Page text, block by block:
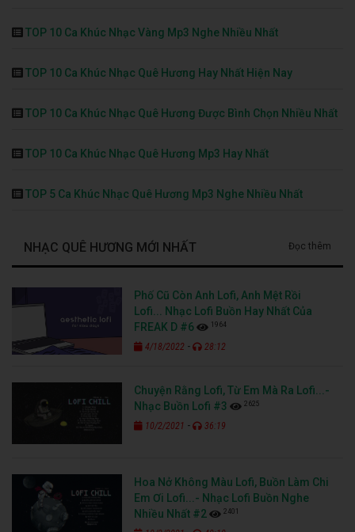
TOP 10 Ca Khúc Nhạc Vàng Mp3 Nghe Nhiều Nhất
TOP 10 Ca Khúc Nhạc Quê Hương Hay Nhất Hiện Nay
TOP 10 Ca Khúc Nhạc Quê Hương Được Bình Chọn Nhiều Nhất
TOP 10 Ca Khúc Nhạc Quê Hương Mp3 Hay Nhất
TOP 5 Ca Khúc Nhạc Quê Hương Mp3 Nghe Nhiều Nhất
NHẠC QUÊ HƯƠNG MỚI NHẤT Đọc thêm
Phố Cũ Còn Anh Lofi, Anh Mệt Rồi
Lofi... Nhạc Lofi Buồn Hay Nhất Của
FREAK D #6
1964
4/18/2022 - 28:12
Chuyện Rằng Lofi, Từ Em Mà Ra Lofi...-
Nhạc Buồn Lofi #3
2625
10/2/2021 - 36:19
Hoa Nở Không Màu Lofi, Buồn Làm Chi
Em Ơi Lofi...- Nhạc Lofi Buồn Nghe
Nhiều Nhất #2
2401